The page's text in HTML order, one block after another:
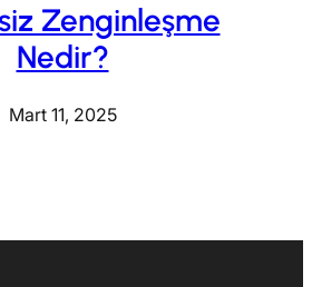
Zenginleşme
Nedir?
Mart 11, 2025